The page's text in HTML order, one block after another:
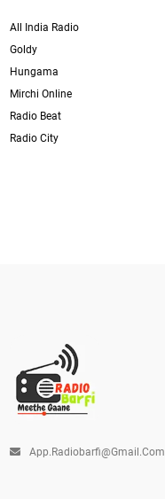
All India Radio
Goldy
Hungama
Mirchi Online
Radio Beat
Radio City
App.radiobarfi@gmail.com